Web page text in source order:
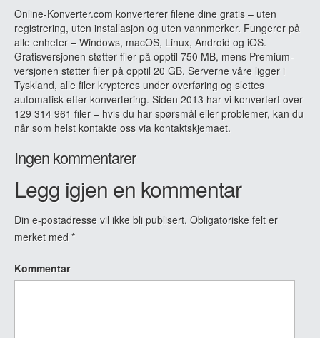
Online-Konverter.com konverterer filene dine gratis – uten
registrering, uten installasjon og uten vannmerker. Fungerer på
alle enheter – Windows, macOS, Linux, Android og iOS.
Gratisversjonen støtter filer på opptil 750 MB, mens Premium-
versjonen støtter filer på opptil 20 GB. Serverne våre ligger i
Tyskland, alle filer krypteres under overføring og slettes
automatisk etter konvertering. Siden 2013 har vi konvertert over
129 314 961 filer – hvis du har spørsmål eller problemer, kan du
når som helst kontakte oss via kontaktskjemaet.
Ingen kommentarer
Legg igjen en kommentar
Din e-postadresse vil ikke bli publisert. Obligatoriske felt er
merket med *
Kommentar